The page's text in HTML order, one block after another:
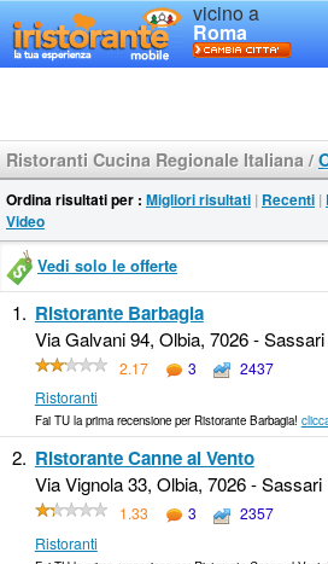
vicino a
Roma
Ristoranti Cucina Regionale Italiana /
Ordina risultati per : Migliori risultati | Recenti |
Video
Vedi solo le offerte
1. Ristorante Barbagia
Via Galvani 94, Olbia, 7026 - Sassari
2.17 3
2437
Ristoranti
Fai TU la prima recensione per Ristorante Barbagia!
2. Ristorante Canne al Vento
Via Vignola 33, Olbia, 7026 - Sassari
1.33 3
2357
Ristoranti